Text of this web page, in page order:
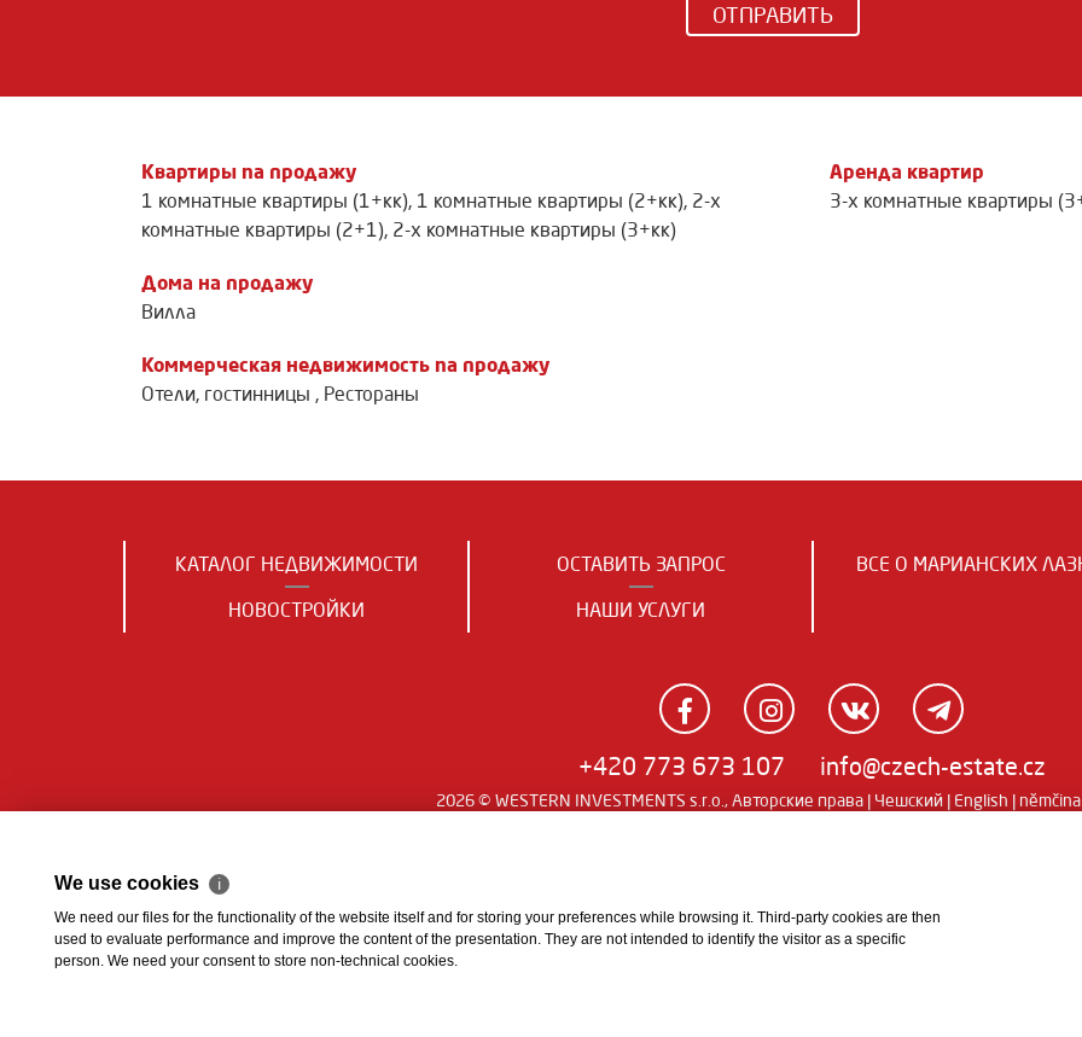
ОТПРАВИТЬ
Квартиры na продажу
1 комнатные квартиры (1+кк), 1 комнатные квартиры (2+кк), 2-х
комнатные квартиры (2+1), 2-х комнатные квартиры (3+кк)
Аренда квартир
3-х комнатные квартиры
Дома на продажу
Вилла
Коммерческая недвижимость na продажу
Отели, гостинницы , Рестораны
КАТАЛОГ НЕДВИЖИМОСТИ
НОВОСТРОЙКИ
ОСТАВИТЬ ЗАПРОС
НАШИ УСЛУГИ
ВСЕ О МАРИАНСКИХ
+420 773 673 107 info@czech-estate.cz
2026 © WESTERN INVESTMENTS s.r.o., Авторские права | Чешский | English | němčina
We use cookies ℹ
We need our files for the functionality of the website itself and for storing your preferences while browsing it. Third-party cookies are then
used to evaluate performance and improve the content of the presentation. They are not intended to identify the visitor as a specific
person. We need your consent to store non-technical cookies.